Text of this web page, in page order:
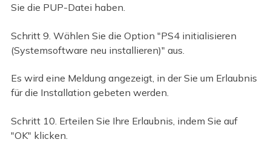
Sie die PUP-Datei haben.
Schritt 9. Wählen Sie die Option "PS4 initialisieren
(Systemsoftware neu installieren)" aus.
Es wird eine Meldung angezeigt, in der Sie um Erlaubnis
für die Installation gebeten werden.
Schritt 10. Erteilen Sie Ihre Erlaubnis, indem Sie auf
"OK" klicken.